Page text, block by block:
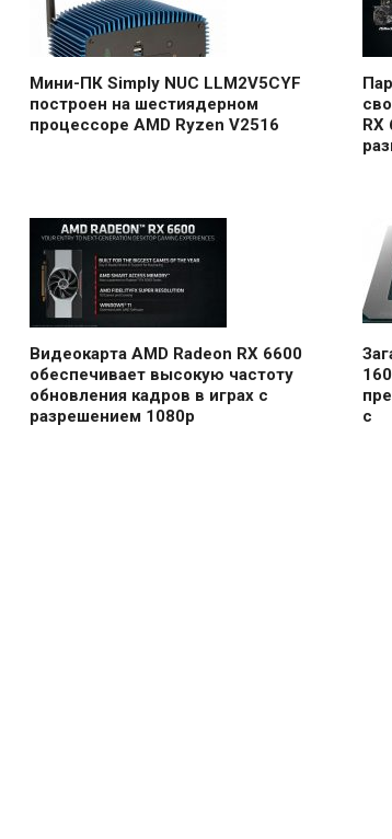
Мини-ПК Simply NUC LLM2V5CYF
построен на шестиядерном
процессоре AMD Ryzen V2516
RX
Видеокарта AMD Radeon RX 6600
обеспечивает высокую частоту
обновления кадров в играх с
разрешением 1080p
с